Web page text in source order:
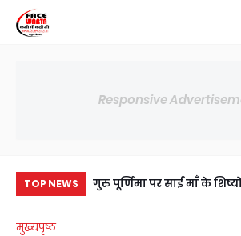
Responsive
TOP NEWS
में अंसल गोल्फ
गुरु पूर्णिमा पर साईं माँ के
मुख्यपृष्ठ